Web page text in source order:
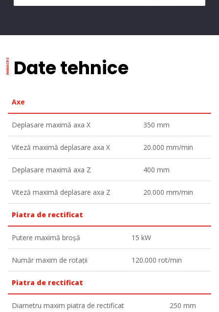
Date tehnice
Axe
Deplasare maximă axa X 350 mm
Viteză maximă deplasare axa X 20.000 mm/min
Deplasare maximă axa Z 400 mm
Viteză maximă deplasare axa Z 20.000 mm/min
Piatra de rectificat
Putere maximă broșă 15 kW
Număr maxim de rotații 120.000 rot/min
Piatra de rectificat
Diametru maxim piatra de rectificat 250 mm